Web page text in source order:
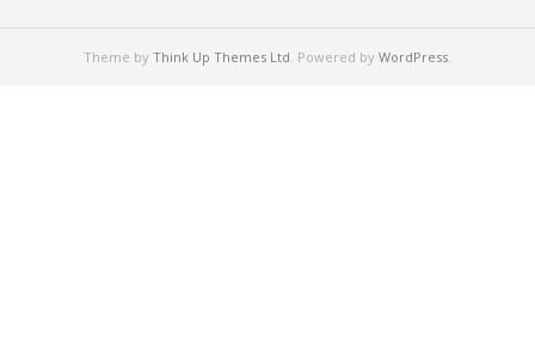
Theme by Think Up Themes Ltd. Powered by WordPress.